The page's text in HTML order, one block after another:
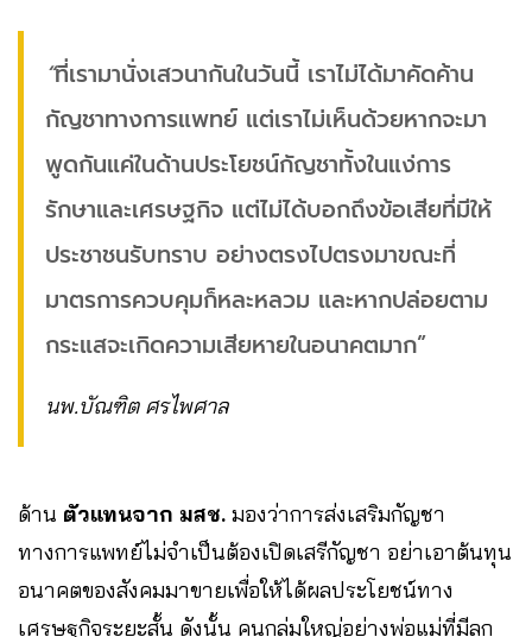
“ที่เรามานั่งเสวนากันในวันนี้ เราไม่ได้มาคัดค้าน
กัญชาทางการแพทย์ แต่เราไม่เห็นด้วยหากจะมา
พูดกันแค่ในด้านประโยชน์กัญชาทั้งในแง่การ
รักษาและเศรษฐกิจ แต่ไม่ได้บอกถึงข้อเสียที่มีให้
ประชาชนรับทราบ อย่างตรงไปตรงมาขณะที่
มาตรการควบคุมก็หละหลวม และหากปล่อยตาม
กระแสจะเกิดความเสียหายในอนาคตมาก”
นพ.บัณฑิต ศรไพศาล
ด้าน ตัวแทนจาก มสช. มองว่าการส่งเสริมกัญชา
ทางการแพทย์ไม่จำเป็นต้องเปิดเสรีกัญชา อย่าเอาต้นทุน
อนาคตของสังคมมาขายเพื่อให้ได้ผลประโยชน์ทาง
เศรษฐกิจระยะสั้น ดังนั้น คนกลุ่มใหญ่อย่างพ่อแม่ที่มีลูก